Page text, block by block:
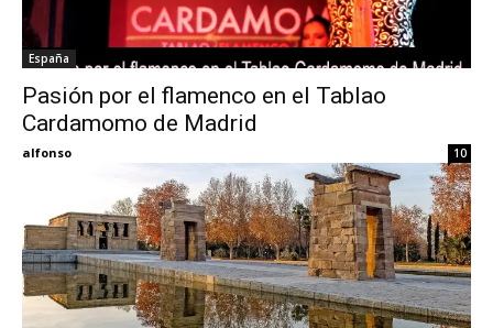
España
Pasión por el flamenco en el Tablao
Cardamomo de Madrid
alfonso 10